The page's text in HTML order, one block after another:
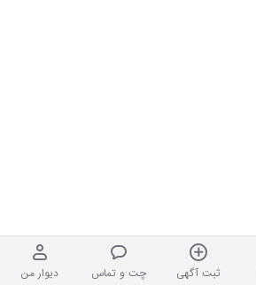
ثبت آگهی چت و تماس دیوار من